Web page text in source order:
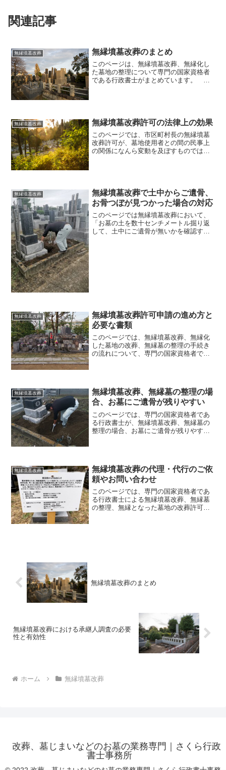
関連記事
無縁墳墓改葬 無縁墳墓改葬のまとめ
このページは、無縁墳墓改葬、無縁化し
た墓地の整理について専門の国家資格者
である行政書士がまとめています。 ま
無縁墳墓改葬 無縁墳墓改葬許可の法律上の効果
このページでは、市区町村長の無縁墳墓
改葬許可が、墓地使用者との間の民事上
の関係になんら変動を及ぼすものではな
無縁墳墓改葬
無縁墳墓改葬で土中からご遺骨、
お骨つぼが見つかった場合の対応
このページでは無縁墳墓改葬において、
「お墓の土を数十センチメートル掘り返
して、土中にご遺骨が無いかを確認する
無縁墳墓改葬
無縁墳墓改葬許可申請の進め方と
必要な書類
このページでは、無縁墳墓改葬、無縁化
した墓地の改葬、無縁墓の整理の手続き
の流れについて、専門の国家資格者であ
行う作業も多く、また申請も複...
無縁墳墓改葬
無縁墳墓改葬、無縁墓の整理の場
合、お墓にご遺骨が残りやすい
このページでは、専門の国家資格者であ
る行政書士が、無縁墳墓改葬、無縁墓の
整理の場合、お墓にご遺骨が残りやすい
無縁墳墓改葬
無縁墳墓改葬の代理・代行のご依
頼やお問い合わせ
このページでは、専門の国家資格者であ
る行政書士による無縁墳墓改葬、無縁墓
の整理、無縁となった墓地の改葬許可申
無縁墳墓改葬のまとめ
無縁墳墓改葬における承継人調査の必要
性と有効性
ホーム 無縁墳墓改葬
改葬、墓じまいなどのお墓の業務専門｜さくら行政
書士事務所